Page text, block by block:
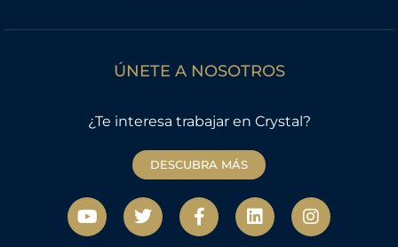
ÚNETE A NOSOTROS
¿Te interesa trabajar en Crystal?
DESCUBRA MÁS
Y
o
u
T
w
i
F
a
c
L
i
n
I
n
s